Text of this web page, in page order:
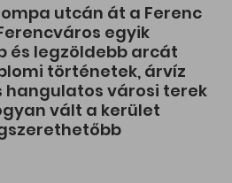
utcán át a Ferenc
egyik
és legzöldebb arcát
történetek, árvíz
hangulatos városi terek
vált a kerület